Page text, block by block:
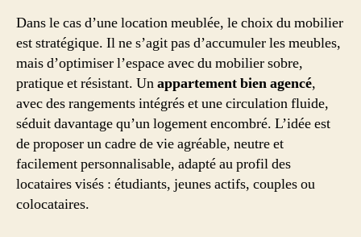
Dans le cas d’une location meublée, le choix du mobilier
est stratégique. Il ne s’agit pas d’accumuler les meubles,
mais d’optimiser l’espace avec du mobilier sobre,
pratique et résistant. Unappartement bien agencé,
avec des rangements intégrés et une circulation fluide,
séduit davantage qu’un logement encombré. L’idée est
de proposer un cadre de vie agréable, neutre et
facilement personnalisable, adapté au profil des
locataires visés : étudiants, jeunes actifs, couples ou
colocataires.